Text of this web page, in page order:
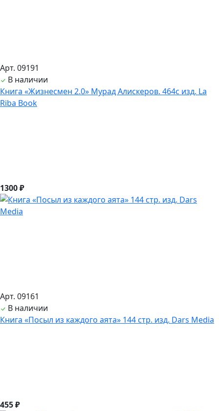
Арт. 09191
В наличии
Книга «Жизнесмен 2.0» Мурад Алискеров. 464с изд. La
Riba Book
1300 ₽
Арт. 09161
В наличии
Книга «Посыл из каждого аята» 144 стр. изд. Dars Media
455 ₽